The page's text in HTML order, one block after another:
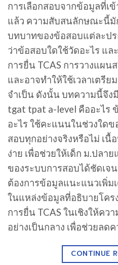
การเลือกสอบจากข้อมูลที่เ
แล้ว ความสับสนลักษณะนี้มั
บทบาทของข้อสอบแต่ละปร
ว่าข้อสอบใดใช้วัดอะไร แล
การยื่น TCAS การวางแผน
และอาจทำให้ใช้เวลาเตรี
จำเป็น ดังนั้น บทความนี้จึง
tgat tpat a-level คืออะไร
อะไร ใช้คะแนนในช่วงใดข
สอบทุกอย่างจริงหรือไม่ เนื้อ
ง่าย เพื่อช่วยให้เด็ก ม.ปลา
ของระบบการสอบได้ชัดเจ
ต้องการข้อมูลแนะแนวเพิ่ม
ในแหล่งข้อมูลที่อธิบายโคร
การยื่น TCAS ในเชิงให้คว
อย่างเป็นกลาง เพื่อช่วยลด
CONTINUE